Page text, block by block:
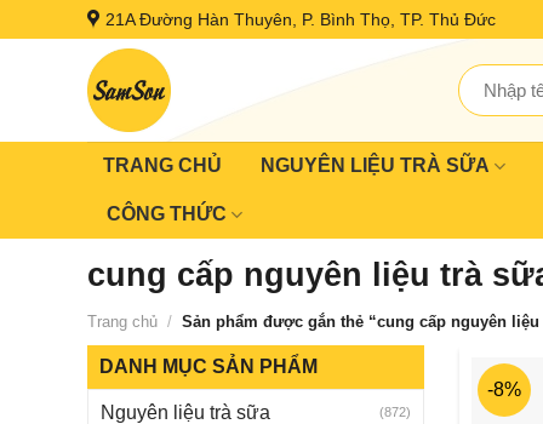
to
21A Đường Hàn Thuyên, P. Bình Thọ, TP. Thủ Đức
Tìm
kiếm:
TRANG CHỦ NGUYÊN LIỆU TRÀ SỮA
CÔNG THỨC
cung cấp nguyên liệu trà
Trang chủ / Sản phẩm được gắn thẻ “cung cấp nguyên liệu
DANH MỤC SẢN PHẨM
Nguyên liệu trà sữa (872)
-8%